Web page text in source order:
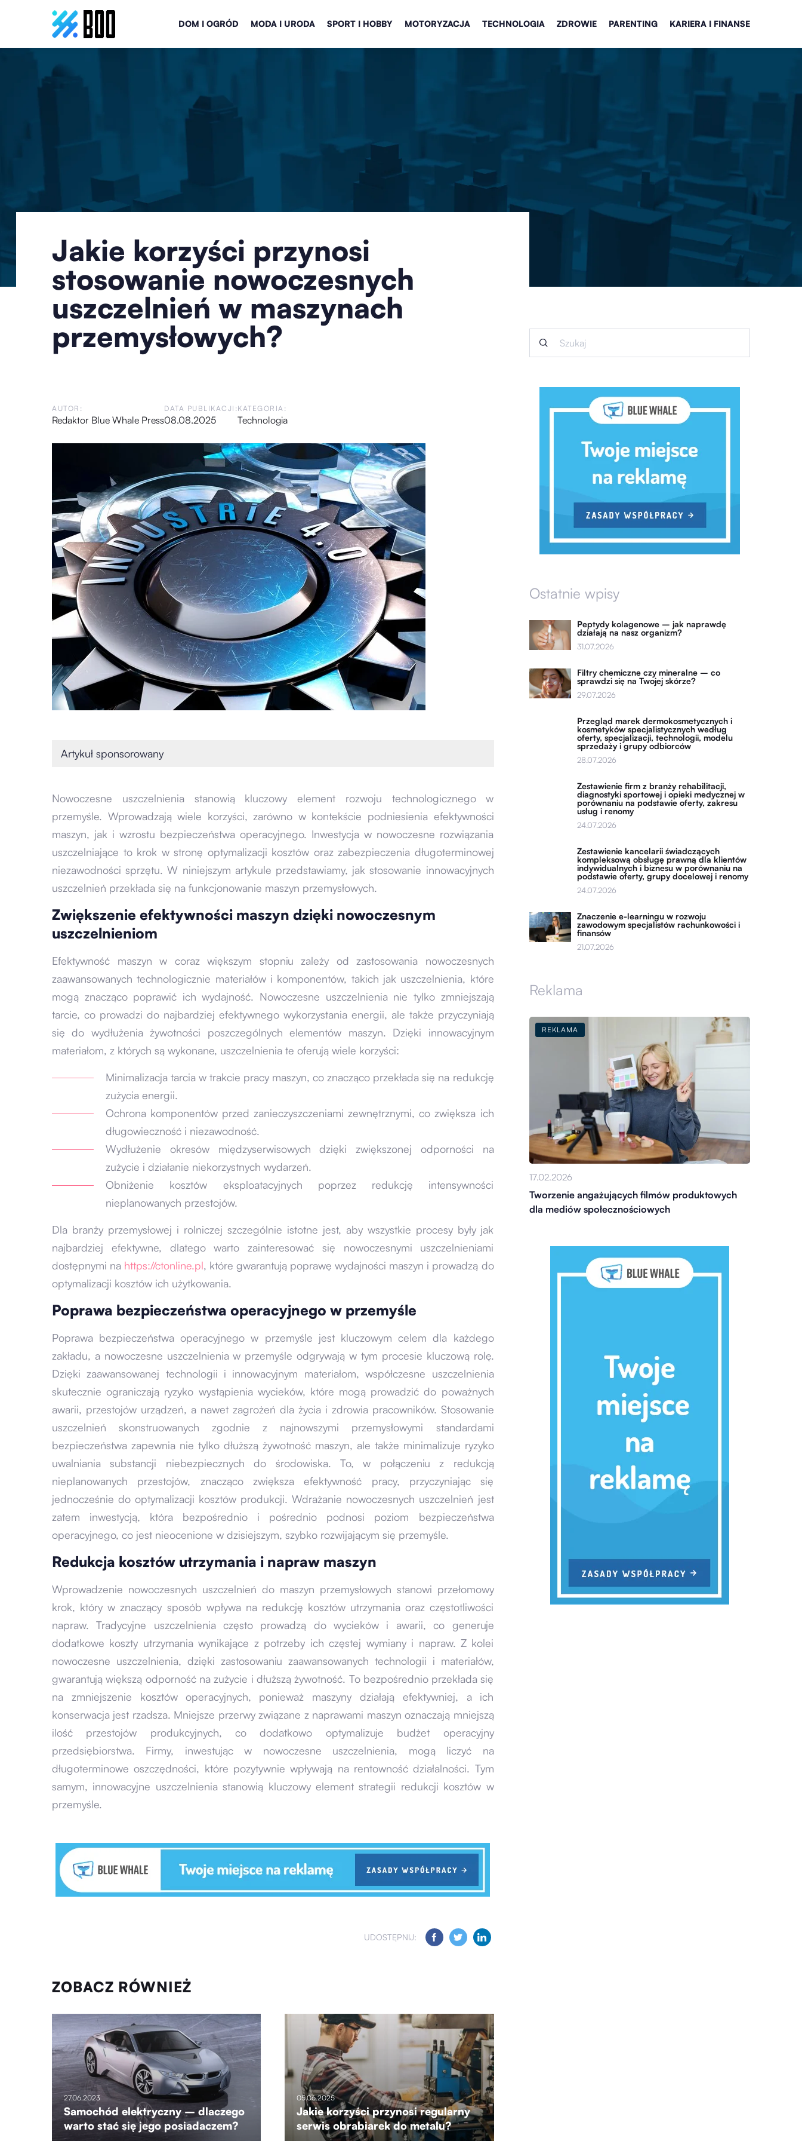
DOM I OGRÓD MODA I URODA SPORT I HOBBY MOTORYZACJA TECHNOLOGIA ZDROWIE PARENTING KARIERA I FINANSE
Jakie korzyści przynosi
stosowanie nowoczesnych
uszczelnień w maszynach
przemysłowych?
AUTOR:
Redaktor Blue Whale Press
DATA PUBLIKACJI:
08.08.2025
KATEGORIA:
Technologia
Artykuł sponsorowany
Nowoczesne uszczelnienia stanowią kluczowy element rozwoju technologicznego w
przemyśle. Wprowadzają wiele korzyści, zarówno w kontekście podniesienia efektywności
maszyn, jak i wzrostu bezpieczeństwa operacyjnego. Inwestycja w nowoczesne rozwiązania
uszczelniające to krok w stronę optymalizacji kosztów oraz zabezpieczenia długoterminowej
niezawodności sprzętu. W niniejszym artykule przedstawiamy, jak stosowanie innowacyjnych
uszczelnień przekłada się na funkcjonowanie maszyn przemysłowych.
Zwiększenie efektywności maszyn dzięki nowoczesnym
uszczelnieniom
Efektywność maszyn w coraz większym stopniu zależy od zastosowania nowoczesnych
zaawansowanych technologicznie materiałów i komponentów, takich jak uszczelnienia, które
mogą znacząco poprawić ich wydajność. Nowoczesne uszczelnienia nie tylko zmniejszają
tarcie, co prowadzi do najbardziej efektywnego wykorzystania energii, ale także przyczyniają
się do wydłużenia żywotności poszczególnych elementów maszyn. Dzięki innowacyjnym
materiałom, z których są wykonane, uszczelnienia te oferują wiele korzyści:
Minimalizacja tarcia w trakcie pracy maszyn, co znacząco przekłada się na redukcję
zużycia energii.
Ochrona komponentów przed zanieczyszczeniami zewnętrznymi, co zwiększa ich
długowieczność i niezawodność.
Wydłużenie okresów międzyserwisowych dzięki zwiększonej odporności na
zużycie i działanie niekorzystnych wydarzeń.
Obniżenie kosztów eksploatacyjnych poprzez redukcję intensywności
nieplanowanych przestojów.
Dla branży przemysłowej i rolniczej szczególnie istotne jest, aby wszystkie procesy były jak
najbardziej efektywne, dlatego warto zainteresować się nowoczesnymi uszczelnieniami
dostępnymi na https://ctonline.pl, które gwarantują poprawę wydajności maszyn i prowadzą do
optymalizacji kosztów ich użytkowania.
Poprawa bezpieczeństwa operacyjnego w przemyśle
Poprawa bezpieczeństwa operacyjnego w przemyśle jest kluczowym celem dla każdego
zakładu, a nowoczesne uszczelnienia w przemyśle odgrywają w tym procesie kluczową rolę.
Dzięki zaawansowanej technologii i innowacyjnym materiałom, współczesne uszczelnienia
skutecznie ograniczają ryzyko wystąpienia wycieków, które mogą prowadzić do poważnych
awarii, przestojów urządzeń, a nawet zagrożeń dla życia i zdrowia pracowników. Stosowanie
uszczelnień skonstruowanych zgodnie z najnowszymi przemysłowymi standardami
bezpieczeństwa zapewnia nie tylko dłuższą żywotność maszyn, ale także minimalizuje ryzyko
uwalniania substancji niebezpiecznych do środowiska. To, w połączeniu z redukcją
nieplanowanych przestojów, znacząco zwiększa efektywność pracy, przyczyniając się
jednocześnie do optymalizacji kosztów produkcji. Wdrażanie nowoczesnych uszczelnień jest
zatem inwestycją, która bezpośrednio i pośrednio podnosi poziom bezpieczeństwa
operacyjnego, co jest nieocenione w dzisiejszym, szybko rozwijającym się przemyśle.
Redukcja kosztów utrzymania i napraw maszyn
Wprowadzenie nowoczesnych uszczelnień do maszyn przemysłowych stanowi przełomowy
krok, który w znaczący sposób wpływa na redukcję kosztów utrzymania oraz częstotliwości
napraw. Tradycyjne uszczelnienia często prowadzą do wycieków i awarii, co generuje
dodatkowe koszty utrzymania wynikające z potrzeby ich częstej wymiany i napraw. Z kolei
nowoczesne uszczelnienia, dzięki zastosowaniu zaawansowanych technologii i materiałów,
gwarantują większą odporność na zużycie i dłuższą żywotność. To bezpośrednio przekłada się
na zmniejszenie kosztów operacyjnych, ponieważ maszyny działają efektywniej, a ich
konserwacja jest rzadsza. Mniejsze przerwy związane z naprawami maszyn oznaczają mniejszą
ilość przestojów produkcyjnych, co dodatkowo optymalizuje budżet operacyjny
przedsiębiorstwa. Firmy, inwestując w nowoczesne uszczelnienia, mogą liczyć na
długoterminowe oszczędności, które pozytywnie wpływają na rentowność działalności. Tym
samym, innowacyjne uszczelnienia stanowią kluczowy element strategii redukcji kosztów w
przemyśle.
UDOSTĘPNIJ:
ZOBACZ RÓWNIEŻ
27.06.2023
Samochód elektryczny – dlaczego
warto stać się jego posiadaczem?
05.06.2025
Jakie korzyści przynosi regularny
serwis obrabiarek do metalu?
Ostatnie wpisy
Peptydy kolagenowe – jak naprawdę
działają na nasz organizm?
31.07.2026
Filtry chemiczne czy mineralne – co
sprawdzi się na Twojej skórze?
29.07.2026
Przegląd marek dermokosmetycznych i
kosmetyków specjalistycznych według
oferty, specjalizacji, technologii, modelu
sprzedaży i grupy odbiorców
28.07.2026
Zestawienie firm z branży rehabilitacji,
diagnostyki sportowej i opieki medycznej w
porównaniu na podstawie oferty, zakresu
usług i renomy
24.07.2026
Zestawienie kancelarii świadczących
kompleksową obsługę prawną dla klientów
indywidualnych i biznesu w porównaniu na
podstawie oferty, grupy docelowej i renomy
24.07.2026
Znaczenie e-learningu w rozwoju
zawodowym specjalistów rachunkowości i
finansów
21.07.2026
Reklama
REKLAMA
17.02.2026
Tworzenie angażujących filmów produktowych
dla mediów społecznościowych